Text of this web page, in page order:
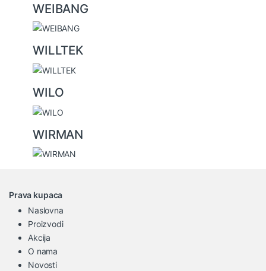
WEIBANG
WILLTEK
WILO
WIRMAN
Prava kupaca
Naslovna
Proizvodi
Akcija
O nama
Novosti